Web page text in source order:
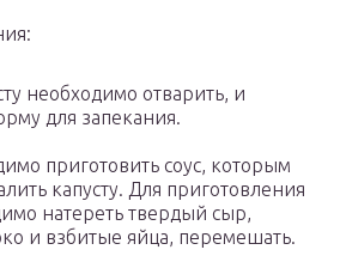
необходимо отварить, и
для запекания.
приготовить соус, которым
капусту. Для приготовления
натереть твердый сыр,
и взбитые яйца, перемешать.